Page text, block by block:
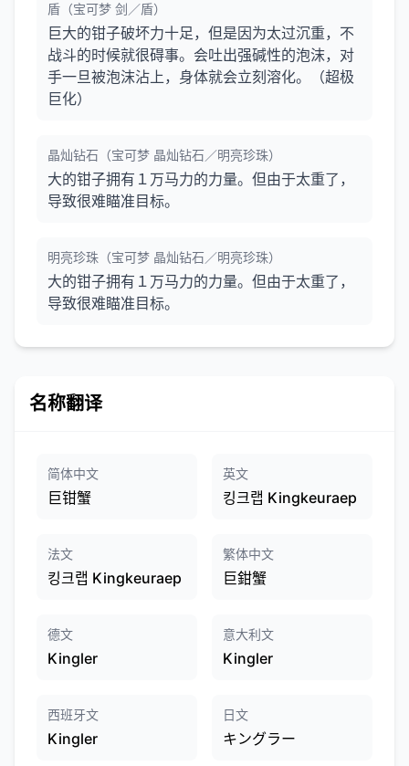
盾（宝可梦 剑／盾）
巨大的钳子破坏力十足，但是因为太过沉重，不
战斗的时候就很碍事。会吐出强碱性的泡沫，对
手一旦被泡沫沾上，身体就会立刻溶化。（超极
巨化）
晶灿钻石（宝可梦 晶灿钻石／明亮珍珠）
大的钳子拥有１万马力的力量。但由于太重了，
导致很难瞄准目标。
明亮珍珠（宝可梦 晶灿钻石／明亮珍珠）
大的钳子拥有１万马力的力量。但由于太重了，
导致很难瞄准目标。
名称翻译
简体中文
巨钳蟹
英文
킹크랩 Kingkeuraep
法文
킹크랩 Kingkeuraep
繁体中文
巨鉗蟹
德文
Kingler
意大利文
Kingler
西班牙文
Kingler
日文
キングラー